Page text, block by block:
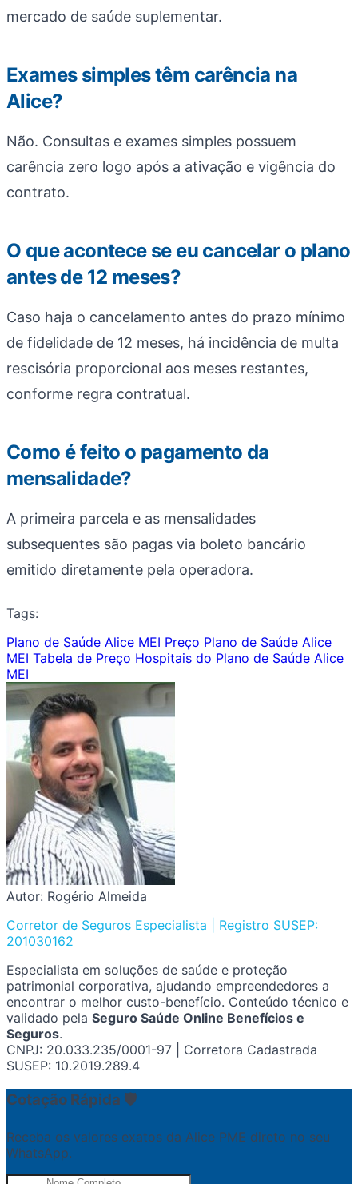
mercado de saúde suplementar.
Exames simples têm carência na
Alice?
Não. Consultas e exames simples possuem
carência zero logo após a ativação e vigência do
contrato.
O que acontece se eu cancelar o plano
antes de 12 meses?
Caso haja o cancelamento antes do prazo mínimo
de fidelidade de 12 meses, há incidência de multa
rescisória proporcional aos meses restantes,
conforme regra contratual.
Como é feito o pagamento da
mensalidade?
A primeira parcela e as mensalidades
subsequentes são pagas via boleto bancário
emitido diretamente pela operadora.
Tags:
Plano de Saúde Alice MEI Preço Plano de Saúde Alice
MEI Tabela de Preço Hospitais do Plano de Saúde Alice
MEI
Autor: Rogério Almeida
Corretor de Seguros Especialista | Registro SUSEP:
201030162
Especialista em soluções de saúde e proteção
patrimonial corporativa, ajudando empreendedores a
encontrar o melhor custo-benefício. Conteúdo técnico e
validado pela Seguro Saúde Online Benefícios e
Seguros.
CNPJ: 20.033.235/0001-97 | Corretora Cadastrada
SUSEP: 10.2019.289.4
Cotação Rápida 🛡️
Receba os valores exatos da Alice PME direto no seu
WhatsApp.